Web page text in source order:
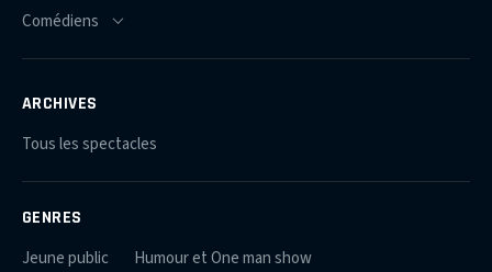
ARCHIVES
Tous les spectacles
GENRES
Jeune public
Humour et One man show